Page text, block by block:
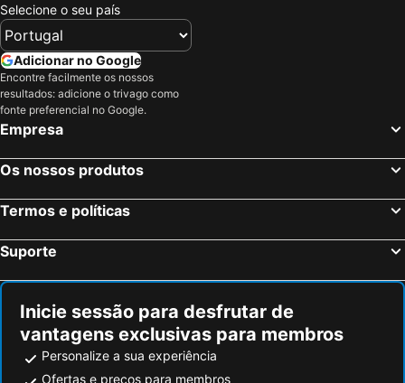
Selecione o seu país
Adicionar no Google
Encontre facilmente os nossos
resultados: adicione o trivago como
fonte preferencial no Google.
Empresa
Os nossos produtos
Termos e políticas
Suporte
Inicie sessão para desfrutar de
vantagens exclusivas para membros
Personalize a sua experiência
Ofertas e preços para membros